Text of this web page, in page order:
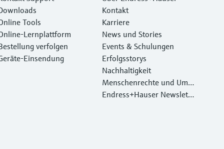
Tools
Lernplattform
verfolgen
Kontakt
Karriere
News und Stories
Events & Schulungen
Erfolgsstorys
Nachhaltigkeit
Menschenrechte und Umw
eltschutz
Endress+Hauser Newslett